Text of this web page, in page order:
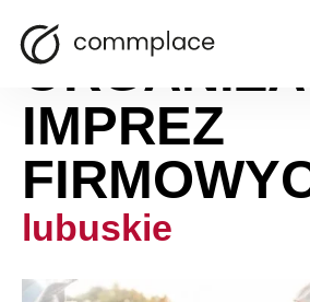
IMPREZ
lubuskie